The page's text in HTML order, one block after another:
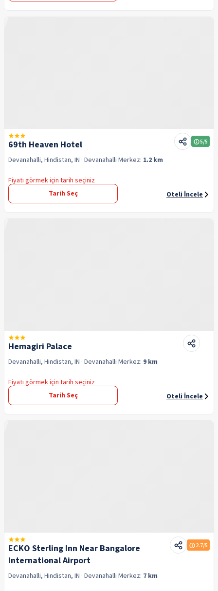
69th Heaven Hotel 5/5
Devanahalli, Hindistan, IN · Devanahalli Merkez: 1.2 km
Fiyatı görmek için tarih seçiniz
Tarih Seç
Oteli İncele
Hemagiri Palace
Devanahalli, Hindistan, IN · Devanahalli Merkez: 9 km
Fiyatı görmek için tarih seçiniz
Tarih Seç
Oteli İncele
ECKO Sterling Inn Near Bangalore
International Airport
2.7/5
Devanahalli, Hindistan, IN · Devanahalli Merkez: 7 km